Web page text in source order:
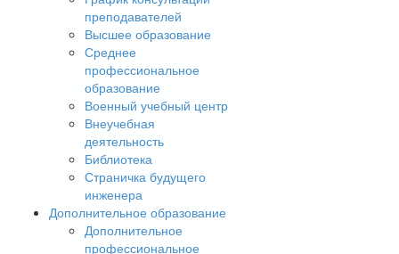
преподавателей
Высшее образование
Среднее
профессиональное
образование
Военный учебный центр
Внеучебная
деятельность
Библиотека
Страничка будущего
инженера
Дополнительное образование
Дополнительное
профессиональное